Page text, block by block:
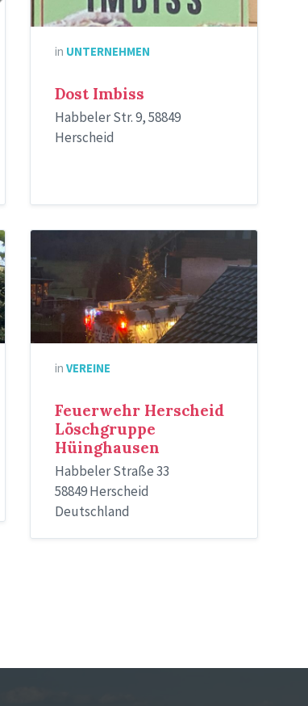
in UNTERNEHMEN
Dost Imbiss
Habbeler Str. 9, 58849
Herscheid
inVEREINE
Feuerwehr Herscheid
Löschgruppe
Hüinghausen
Habbeler Straße 33
58849 Herscheid
Deutschland